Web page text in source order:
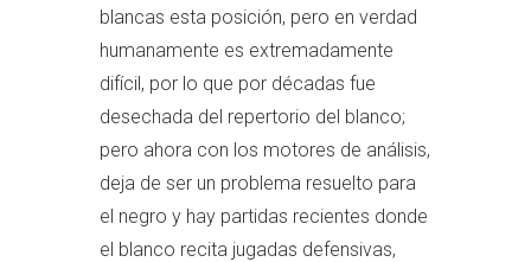
blancas esta posición, pero en verdad
humanamente es extremadamente
difícil, por lo que por décadas fue
desechada del repertorio del blanco;
pero ahora con los motores de análisis,
deja de ser un problema resuelto para
el negro y hay partidas recientes donde
el blanco recita jugadas defensivas,